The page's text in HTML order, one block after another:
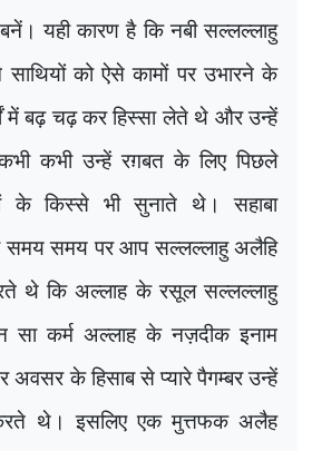
यही कारण है कि नबी सल्लल्लाहु
को ऐसे कामों पर उभारने के
में बढ़ चढ़ कर हिस्सा लेते थे और उन्हें
कभी उन्हें रग़बत के लिए पिछले
के किस्से भी सुनाते थे। सहाबा
समय समय पर आप सल्लल्लाहु अलैहि
थे कि अल्लाह के रसूल सल्लल्लाहु
सा कर्म अल्लाह के नज़दीक इनाम
अवसर के हिसाब से प्यारे पैगम्बर उन्हें
थे। इसलिए एक मुत्तफक अलैह